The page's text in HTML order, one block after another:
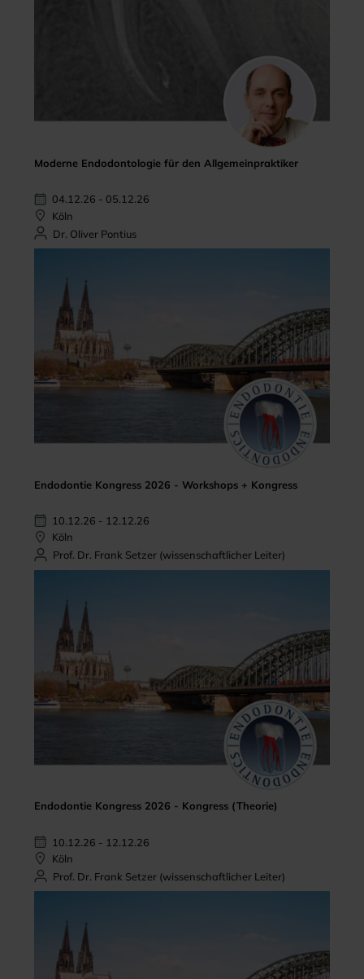
Moderne Endodontologie für den Allgemeinpraktiker
04.12.26 - 05.12.26
Köln
Dr. Oliver Pontius
Endodontie Kongress 2026 - Workshops + Kongress
10.12.26 - 12.12.26
Köln
Prof. Dr. Frank Setzer (wissenschaftlicher Leiter)
Endodontie Kongress 2026 - Kongress (Theorie)
10.12.26 - 12.12.26
Köln
Prof. Dr. Frank Setzer (wissenschaftlicher Leiter)